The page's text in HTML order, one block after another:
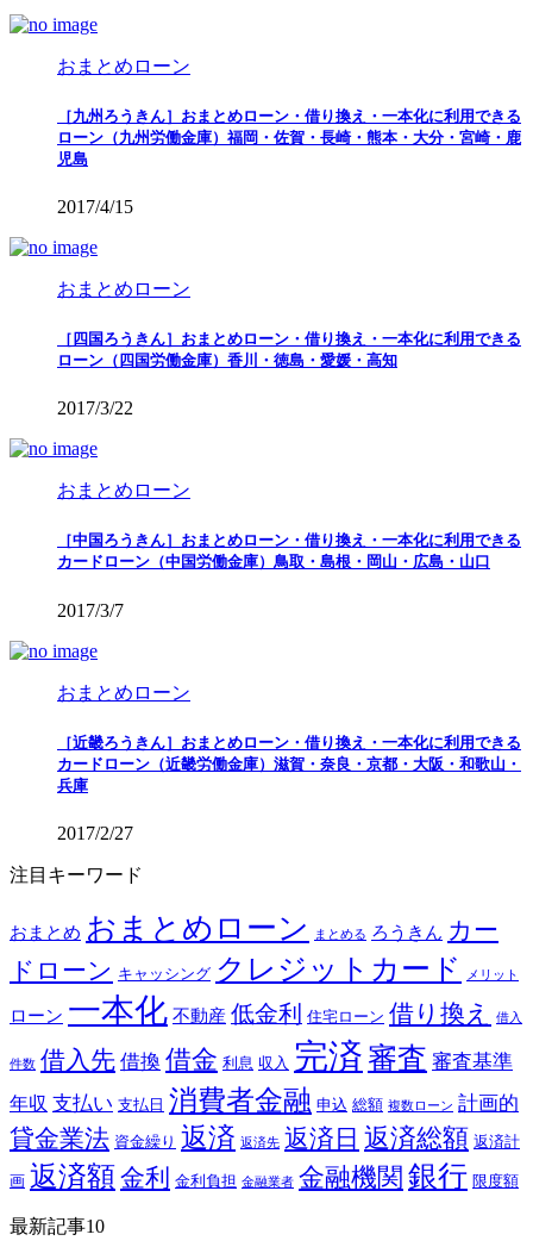
おまとめローン
［九州ろうきん］おまとめローン・借り換え・一本化に利用できる
ローン（九州労働金庫）福岡・佐賀・長崎・熊本・大分・宮崎・鹿
児島
2017/4/15
おまとめローン
［四国ろうきん］おまとめローン・借り換え・一本化に利用できる
ローン（四国労働金庫）香川・徳島・愛媛・高知
2017/3/22
おまとめローン
［中国ろうきん］おまとめローン・借り換え・一本化に利用できる
カードローン（中国労働金庫）鳥取・島根・岡山・広島・山口
2017/3/7
おまとめローン
［近畿ろうきん］おまとめローン・借り換え・一本化に利用できる
カードローン（近畿労働金庫）滋賀・奈良・京都・大阪・和歌山・
兵庫
2017/2/27
注目キーワード
おまとめ おまとめローン まとめる ろうきん カー
ドローン キャッシング クレジットカード メリット
ローン 一本化 不動産 低金利 住宅ローン 借り換え 借入
件数 借入先 借換 借金 利息 収入 完済 審査 審査基準
年収 支払い 支払日 消費者金融 申込 総額 複数ローン 計画的
貸金業法 資金繰り 返済 返済先 返済日 返済総額 返済計
画 返済額金利 金利負担 金融業者 金融機関 銀行 限度額
最新記事10